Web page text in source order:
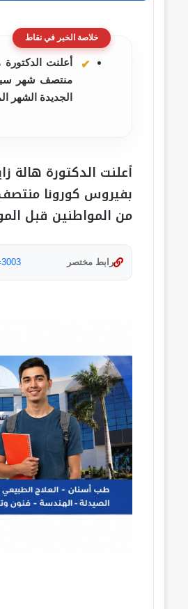
خلاصة الخبر في نقاط
أعلنت
منتصف شهر
الجديدة الشهر
أعلنت الدكتورة هالة
بفيروس كورونا
من المواطنين قبل
رابط مختصر